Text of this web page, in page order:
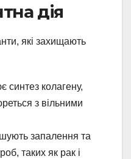
дія
які захищають
синтез колагену,
з вільними
запалення та
таких як рак і